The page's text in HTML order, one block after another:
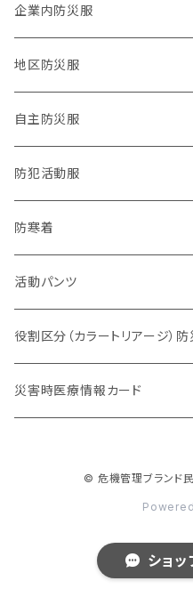
タクティカル系
医療系
公職バックアップ系
防犯・防災警戒系
チーム系
動物系
企業内防災服
地区防災服
自主防災服
防犯活動服
防寒着
活動パンツ
役割区分（カラートリアージ）
災害時医療情報カード
© 危機管理ブランド民
ショ